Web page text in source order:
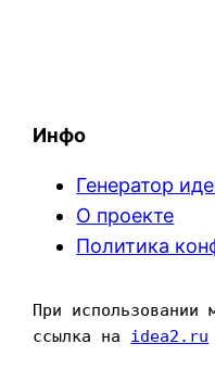
Инфо
Генератор
О проекте
Политика
При использовании
ссылка на idea2.ru